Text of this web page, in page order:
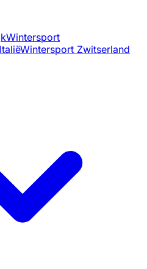
Wintersport
Wintersport Zwitserland